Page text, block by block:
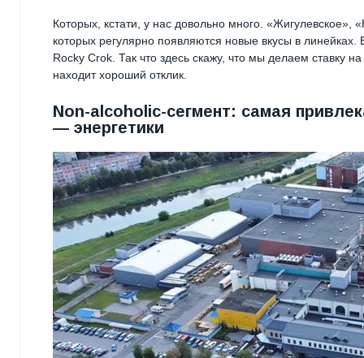
Которых, кстати, у нас довольно много.
которых регулярно появляются новые вкусы в
Rocky Crok. Так что здесь скажу, что мы делаем ставку
находит хороший отклик.
Non-alcoholic-сегмент: самая
— энергетики